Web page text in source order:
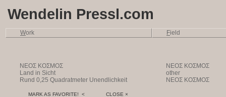
Wendelin Pressl.com
Work Field
NEOΣ KOΣMOΣ
NEOΣ KOΣMOΣ
Land in Sicht
other
Rund 0,25 Quadratmeter Unendlichkeit
NEOΣ KOΣMOΣ
MARK AS FAVORITE! < CLOSE ×